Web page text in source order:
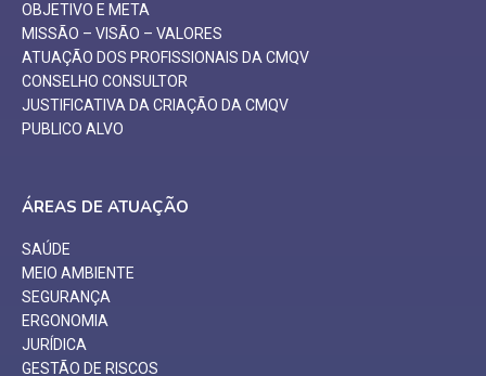
OBJETIVO E META
MISSÃO – VISÃO – VALORES
ATUAÇÃO DOS PROFISSIONAIS DA CMQV
CONSELHO CONSULTOR
JUSTIFICATIVA DA CRIAÇÃO DA CMQV
PUBLICO ALVO
ÁREAS DE ATUAÇÃO
SAÚDE
MEIO AMBIENTE
SEGURANÇA
ERGONOMIA
JURÍDICA
GESTÃO DE RISCOS